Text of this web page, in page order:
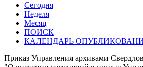
Сегодня
Неделя
Месяц
ПОИСК
КАЛЕНДАРЬ
Приказ Управления архивами